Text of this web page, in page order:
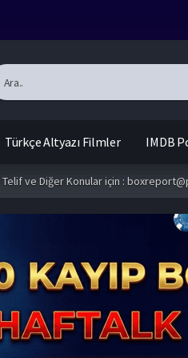
Türkçe Altyazı Filmler IMDB
Telif ve Diğer Konular için :